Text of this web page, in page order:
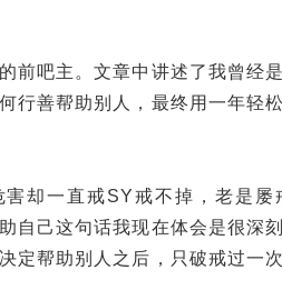
前吧主。文章中讲述了我曾经
行善帮助别人，最终用一年轻
害却一直戒SY戒不掉，老是屡
自己这句话我现在体会是很深
定帮助别人之后，只破戒过一